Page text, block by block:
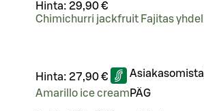
Hinta: 29,90 €
Chimichurri jackfruit Fajitas
Hinta: 27,90 €
Amarillo ice cream PÄG